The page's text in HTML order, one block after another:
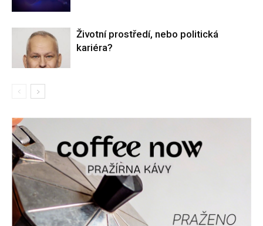
Životní prostředí, nebo politická
kariéra?